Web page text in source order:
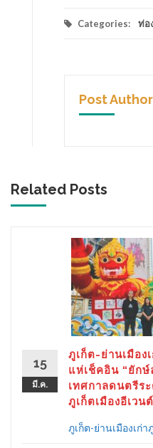
Categories: ท่อ
Post
Related Posts
15
มี.ค.
ภูเก็ต-ย่านเมือง
แห่เช็คอิน “ยัก
เทศกาลดนตรีร
ภูเก็ตเมืองอีเว
ภูเก็ต-ย่านเมืองเก่า